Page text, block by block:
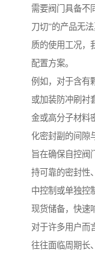
需要阀门具备不
刀切”的产品无
质的使用工况，
配置方案。
例如，对于含有
或加装防冲刷衬
金或高分子材料
化密封副的间隙
旨在确保自控阀
持可靠的密封性
中控制或单独控
现货储备，快速
对于许多用户而
往往面临周期长